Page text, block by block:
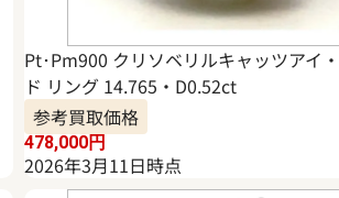
Pt･Pm900 クリソベリルキャッツアイ
ド リング 14.765・D0.52ct
参考買取価格
478,000円
2026年3月11日時点